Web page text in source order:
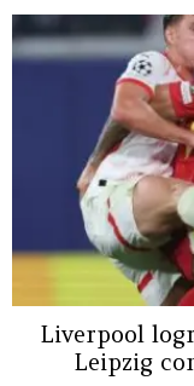
Liverpool
Leipzig